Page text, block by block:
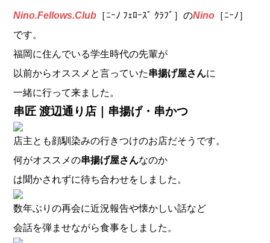
Nino.Fellows.Club ［ﾆｰﾉ ﾌｪﾛｰｽﾞ ｸﾗﾌﾞ］のNino ［ﾆｰﾉ］
です。
福岡に住んでいる学生時代の先輩が
以前からオススメと言っていた串揚げ屋さんに
一緒に行って来ました。
串匠 渡辺通り店｜串揚げ・串かつ
店主とも顔馴染みの行きつけのお店だそうです。
何がオススメの串揚げ屋さんなのか
は聞かされずに待ち合わせをしました。
数年ぶりの再会に近況報告や懐かしい話など
会話を弾ませながら食事をしました。